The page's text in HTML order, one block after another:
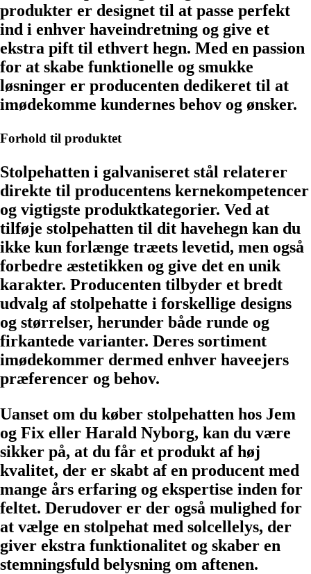
produkter er designet til at passe perfekt
ind i enhver haveindretning og give et
ekstra pift til ethvert hegn. Med en passion
for at skabe funktionelle og smukke
løsninger er producenten dedikeret til at
imødekomme kundernes behov og ønsker.
Forhold til produktet
Stolpehatten i galvaniseret stål relaterer
direkte til producentens kernekompetencer
og vigtigste produktkategorier. Ved at
tilføje stolpehatten til dit havehegn kan du
ikke kun forlænge træets levetid, men også
forbedre æstetikken og give det en unik
karakter. Producenten tilbyder et bredt
udvalg af stolpehatte i forskellige designs
og størrelser, herunder både runde og
firkantede varianter. Deres sortiment
imødekommer dermed enhver haveejers
præferencer og behov.
Uanset om du køber stolpehatten hos Jem
og Fix eller Harald Nyborg, kan du være
sikker på, at du får et produkt af høj
kvalitet, der er skabt af en producent med
mange års erfaring og ekspertise inden for
feltet. Derudover er der også mulighed for
at vælge en stolpehat med solcellelys, der
giver ekstra funktionalitet og skaber en
stemningsfuld belysning om aftenen.